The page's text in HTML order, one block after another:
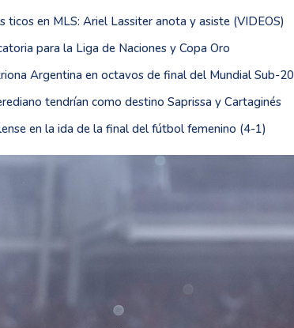
ticos en MLS: Ariel Lassiter anota y asiste (VIDEOS)
para la Liga de Naciones y Copa Oro
Argentina en octavos de final del Mundial Sub-20
tendrían como destino Saprissa y Cartaginés
en la ida de la final del fútbol femenino (4-1)